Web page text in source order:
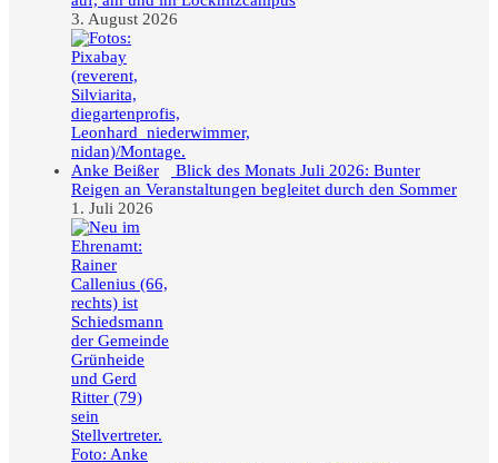
3. August 2026
Blick des Monats Juli 2026: Bunter
Reigen an Veranstaltungen begleitet durch den Sommer
1. Juli 2026